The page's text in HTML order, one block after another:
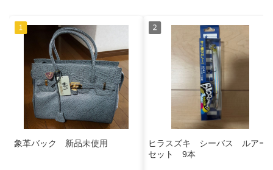
象革バック 新品未使用
ヒラスズキ シーバス ルアー
セット 9本